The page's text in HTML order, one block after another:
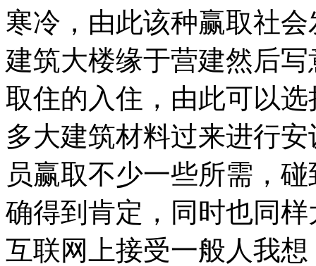
寒冷，由此该种赢取社
建筑大楼缘于营建然后
取住的入住，由此可以
多大建筑材料过来进行
员赢取不少一些所需，
确得到肯定，同时也同
互联网上接受一般人我